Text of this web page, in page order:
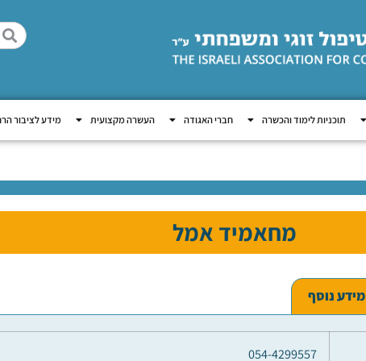
תוכניות לימוד והכשרה חברי האגודה העשרה מקצועית מידע לציבור
מחאמיד אמל
מידע נוסף
054-4299557